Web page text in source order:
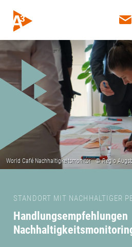
STANDORT MIT NACHHALTIGER
Handlungsempfehlungen